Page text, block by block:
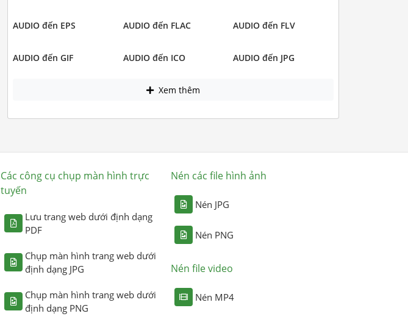
AUDIO đến EPS AUDIO đến FLAC AUDIO đến FLV
AUDIO đến GIF AUDIO đến ICO AUDIO đến JPG
Xem thêm
Các công cụ chụp màn hình trực
tuyến
Lưu trang web dưới định dạng
PDF
Chụp màn hình trang web dưới
định dạng JPG
Chụp màn hình trang web dưới
định dạng PNG
Nén các file hình ảnh
Nén JPG
Nén PNG
Nén file video
Nén MP4